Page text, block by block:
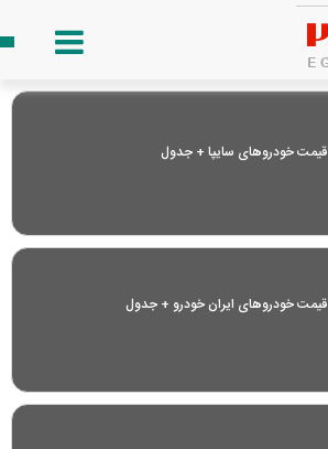
قیمت خودرو‌های سایپا + جدول
قیمت خودرو‌های ایران خودرو + جدول